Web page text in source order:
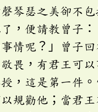
琴瑟之美卻不包
，便請教曾子：
情呢？」曾子回
畏，有君王可以
，這是第一件
規勸他；當君